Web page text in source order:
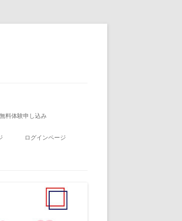
料体験申し込み
ログインページ